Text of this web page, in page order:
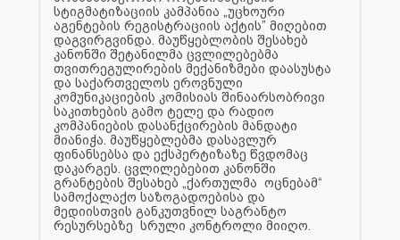
სტიგმატიზაციის კამპანია „უცხოური
აგენტების რეგისტრაციის აქტის” მიღებით
დაგვირგვინდა. მაუწყებლობის შესახებ
კანონში შეტანილმა ცვლილებებმა
თვითრეგულირების მექანიზმები დაასუსტა
და საქართველოს ეროვნული
კომუნიკაციების კომისიას შინაარსობრივი
საკითხების გამო ტელე და რადიო
კომპანიების დასანქცირების მანდატი
მიანიჭა. მაუწყებლებმა დასავლურ
ფინანსებსა და ექსპერტიზაზე წვდომაც
დაკარგეს. ცვლილებებით კანონში
გრანტების შესახებ „ქართულმა ოცნებამ“
სამოქალაქო საზოგადოებისა და
მედიისთვის განკუთვნილ საგრანტო
რესურსებზე სრული კონტროლი მიიღო.